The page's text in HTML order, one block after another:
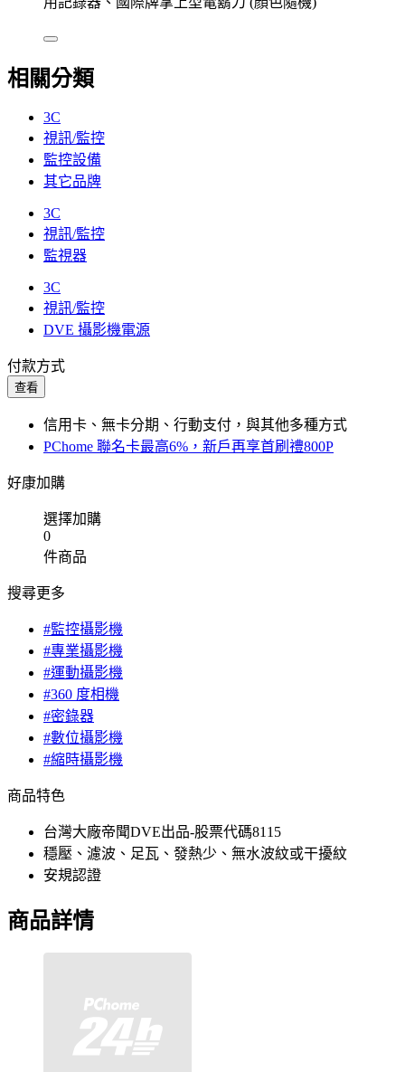
相關分類
3C
視訊/監控
監控設備
其它品牌
3C
視訊/監控
監視器
3C
視訊/監控
DVE 攝影機電源
付款方式
查看
信用卡、無卡分期、行動支付，與其他多種方式
PChome 聯名卡最高6%，新戶再享首刷禮800P
好康加購
選擇加購
0
件商品
搜尋更多
#監控攝影機
#專業攝影機
#運動攝影機
#360 度相機
#密錄器
#數位攝影機
#縮時攝影機
商品特色
台灣大廠帝聞DVE出品-股票代碼8115
穩壓、濾波、足瓦、發熱少、無水波紋或干擾紋
安規認證
商品詳情